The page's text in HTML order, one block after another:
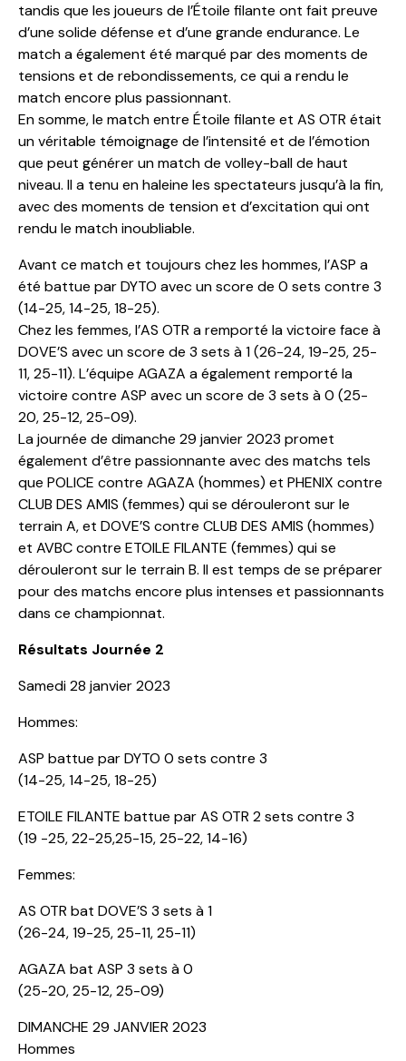
tandis que les joueurs de l’Étoile filante ont fait preuve
d’une solide défense et d’une grande endurance. Le
match a également été marqué par des moments de
tensions et de rebondissements, ce qui a rendu le
match encore plus passionnant.
En somme, le match entre Étoile filante et AS OTR était
un véritable témoignage de l’intensité et de l’émotion
que peut générer un match de volley-ball de haut
niveau. Il a tenu en haleine les spectateurs jusqu’à la fin,
avec des moments de tension et d’excitation qui ont
rendu le match inoubliable.
Avant ce match et toujours chez les hommes, l’ASP a
été battue par DYTO avec un score de 0 sets contre 3
(14-25, 14-25, 18-25).
Chez les femmes, l’AS OTR a remporté la victoire face à
DOVE’S avec un score de 3 sets à 1 (26-24, 19-25, 25-
11, 25-11). L’équipe AGAZA a également remporté la
victoire contre ASP avec un score de 3 sets à 0 (25-
20, 25-12, 25-09).
La journée de dimanche 29 janvier 2023 promet
également d’être passionnante avec des matchs tels
que POLICE contre AGAZA (hommes) et PHENIX contre
CLUB DES AMIS (femmes) qui se dérouleront sur le
terrain A, et DOVE’S contre CLUB DES AMIS (hommes)
et AVBC contre ETOILE FILANTE (femmes) qui se
dérouleront sur le terrain B. Il est temps de se préparer
pour des matchs encore plus intenses et passionnants
dans ce championnat.
Résultats Journée 2
Samedi 28 janvier 2023
Hommes:
ASP battue par DYTO 0 sets contre 3
(14-25, 14-25, 18-25)
ETOILE FILANTE battue par AS OTR 2 sets contre 3
(19 -25, 22-25,25-15, 25-22, 14-16)
Femmes:
AS OTR bat DOVE’S 3 sets à 1
(26-24, 19-25, 25-11, 25-11)
AGAZA bat ASP 3 sets à 0
(25-20, 25-12, 25-09)
DIMANCHE 29 JANVIER 2023
Hommes